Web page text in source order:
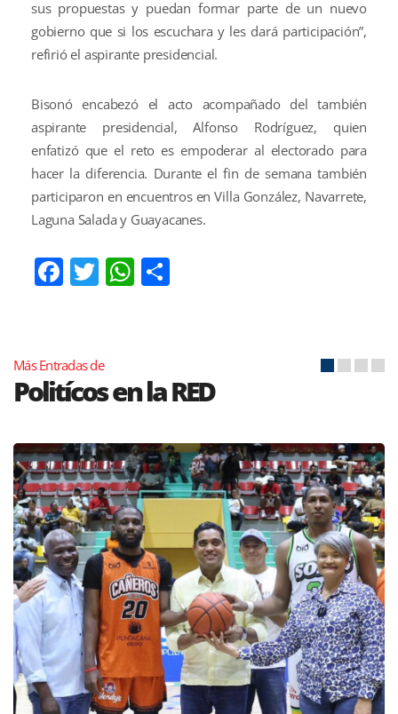
sus propuestas y puedan formar parte de un nuevo
gobierno que si los escuchara y les dará participación”,
refirió el aspirante presidencial.
Bisonó encabezó el acto acompañado del también
aspirante presidencial, Alfonso Rodríguez, quien
enfatizó que el reto es empoderar al electorado para
hacer la diferencia. Durante el fin de semana también
participaron en encuentros en Villa González, Navarrete,
Laguna Salada y Guayacanes.
Facebook
TwitterWhatsApp
Más Entradas de
Politícos en la RED